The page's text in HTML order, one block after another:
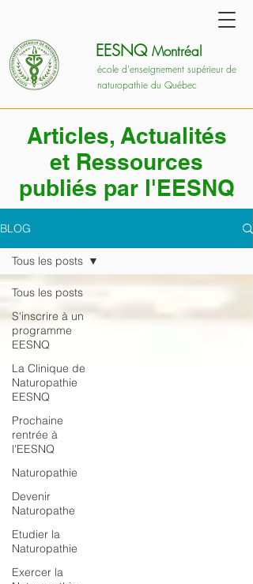
école d'enseignement supérieur de
naturopathie du Québec
EESNQ Montréal
Articles, Actualités
et Ressources
publiés par l'EESNQ
BLOG
Tous les posts
S'inscrire à un
programme
EESNQ
La Clinique de
Naturopathie
EESNQ
Prochaine
rentrée à
l'EESNQ
Naturopathie
Devenir
Naturopathe
Etudier la
Naturopathie
Exercer la
Tous les posts